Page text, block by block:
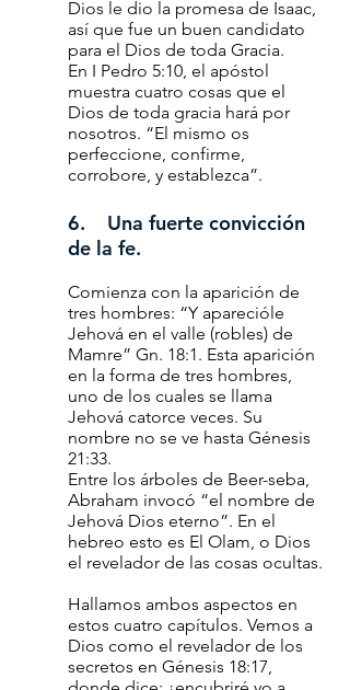
Dios le dio la promesa de Isaac,
así que fue un buen candidato
para el Dios de toda Gracia.
En I Pedro 5:10, el apóstol
muestra cuatro cosas que el
Dios de toda gracia hará por
nosotros. “El mismo os
perfeccione, confirme,
corrobore, y establezca”.
6. Una fuerte convicción
de la fe.
Comienza con la aparición de
tres hombres: “Y aparecióle
Jehová en el valle (robles) de
Mamre” Gn. 18:1. Esta aparición
en la forma de tres hombres,
uno de los cuales se llama
Jehová catorce veces. Su
nombre no se ve hasta Génesis
21:33.
Entre los árboles de Beer-seba,
Abraham invocó “el nombre de
Jehová Dios eterno”. En el
hebreo esto es El Olam, o Dios
el revelador de las cosas ocultas.
Hallamos ambos aspectos en
estos cuatro capítulos. Vemos a
Dios como el revelador de los
secretos en Génesis 18:17,